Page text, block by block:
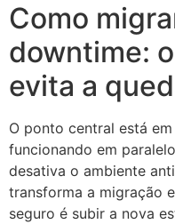
Como
downtime:
evita a
O ponto central está
funcionando em
desativa o ambiente
transforma a migração
seguro é subir a nova